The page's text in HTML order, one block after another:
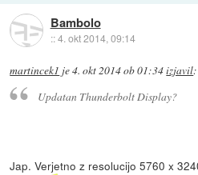
Bambolo
::4. okt 2014, 09:14
martincek1 je4. okt 2014 ob 01:34izjavil:
Updatan Thunderbolt Display?
Jap. Verjetno z resolucijo 5760 x